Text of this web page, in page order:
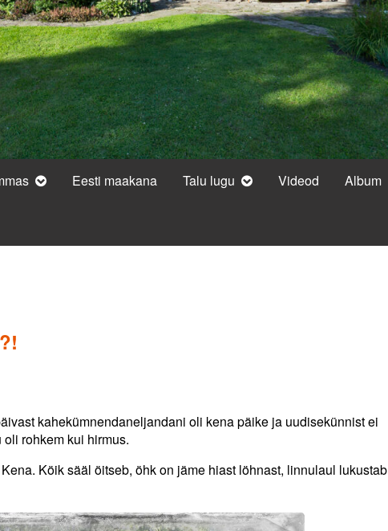
Eesti maakana Talu lugu Videod Album
kahekümnendaneljandani oli kena päike ja uudisekünnist ei
rohkem kui hirmus.
Köik sääl öitseb, öhk on jäme hiast löhnast, linnulaul lukustab